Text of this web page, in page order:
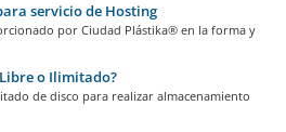
servicio de Hosting
por Ciudad Plástika® en la forma y
o Ilimitado?
de disco para realizar almacenamiento